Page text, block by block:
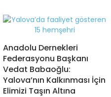
Anadolu Dernekleri
Federasyonu Başkanı
Vedat Babaoğlu:
Yalova’nın Kalkınması İçin
Elimizi Taşın Altına